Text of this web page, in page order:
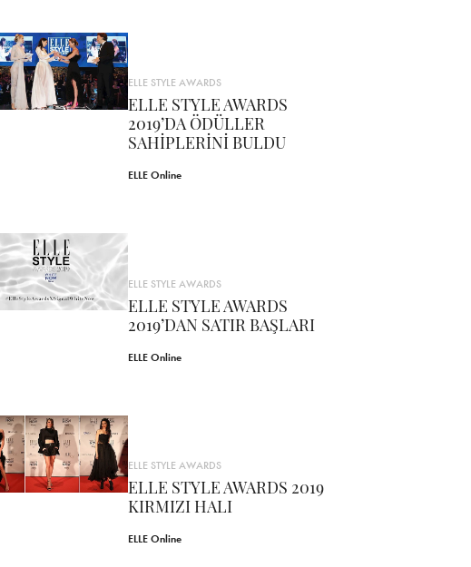
ELLE STYLE AWARDS
ELLE STYLE AWARDS
2019’DA ÖDÜLLER
SAHİPLERİNİ BULDU
ELLE Online
ELLE STYLE AWARDS
ELLE STYLE AWARDS
2019’DAN SATIR BAŞLARI
ELLE Online
ELLE STYLE AWARDS
ELLE STYLE AWARDS 2019
KIRMIZI HALI
ELLE Online